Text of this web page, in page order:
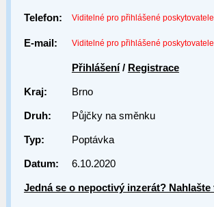
Telefon: Viditelné pro přihlášené poskytovatele
E-mail: Viditelné pro přihlášené poskytovatele
Přihlášení/ Registrace
Kraj: Brno
Druh: Půjčky na směnku
Typ: Poptávka
Datum: 6.10.2020
Jedná se o nepoctivý inzerát? Nahlašte